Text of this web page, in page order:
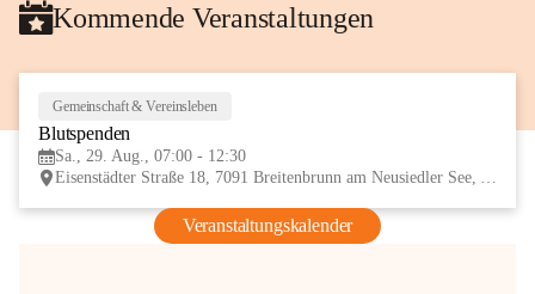
Kommende Veranstaltungen
Gemeinschaft & Vereinsleben
Blutspenden
Sa., 29. Aug., 07:00 - 12:30
Eisenstädter Straße 18, 7091 Breitenbrunn am Neusiedler See, AUT
Veranstaltungskalender